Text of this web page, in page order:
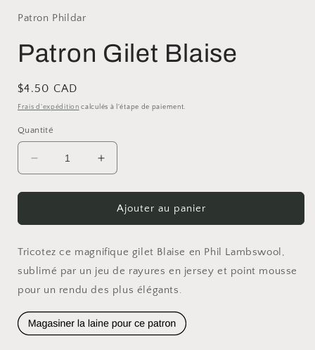
Patron Phildar
Patron Gilet Blaise
Prix
habituel
$4.50 CAD
Frais d'expédition calculés à l'étape de paiement.
Quantité
Réduire
la
quantité
Patron
Blaise
Augmenter
la
quantité
Patron
Blaise
Ajouter au panier
Tricotez ce magnifique gilet Blaise en Phil Lambswool,
sublimé par un jeu de rayures en jersey et point mousse
pour un rendu des plus élégants.